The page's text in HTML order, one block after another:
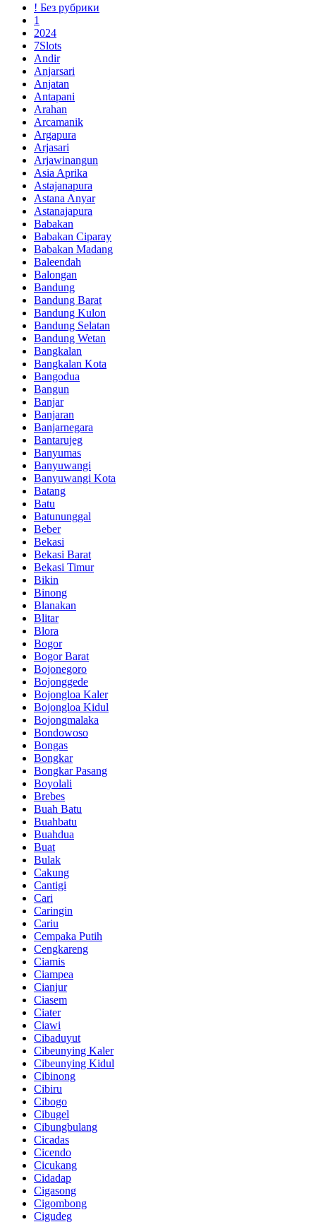
! Без рубрики
1
2024
7Slots
Andir
Anjarsari
Anjatan
Antapani
Arahan
Arcamanik
Argapura
Arjasari
Arjawinangun
Asia Aprika
Astajanapura
Astana Anyar
Astanajapura
Babakan
Babakan Ciparay
Babakan Madang
Baleendah
Balongan
Bandung
Bandung Barat
Bandung Kulon
Bandung Selatan
Bandung Wetan
Bangkalan
Bangkalan Kota
Bangodua
Bangun
Banjar
Banjaran
Banjarnegara
Bantarujeg
Banyumas
Banyuwangi
Banyuwangi Kota
Batang
Batu
Batununggal
Beber
Bekasi
Bekasi Barat
Bekasi Timur
Bikin
Binong
Blanakan
Blitar
Blora
Bogor
Bogor Barat
Bojonegoro
Bojonggede
Bojongloa Kaler
Bojongloa Kidul
Bojongmalaka
Bondowoso
Bongas
Bongkar
Bongkar Pasang
Boyolali
Brebes
Buah Batu
Buahbatu
Buahdua
Buat
Bulak
Cakung
Cantigi
Cari
Caringin
Cariu
Cempaka Putih
Cengkareng
Ciamis
Ciampea
Cianjur
Ciasem
Ciater
Ciawi
Cibaduyut
Cibeunying Kaler
Cibeunying Kidul
Cibinong
Cibiru
Cibogo
Cibugel
Cibungbulang
Cicadas
Cicendo
Cicukang
Cidadap
Cigasong
Cigombong
Cigudeg